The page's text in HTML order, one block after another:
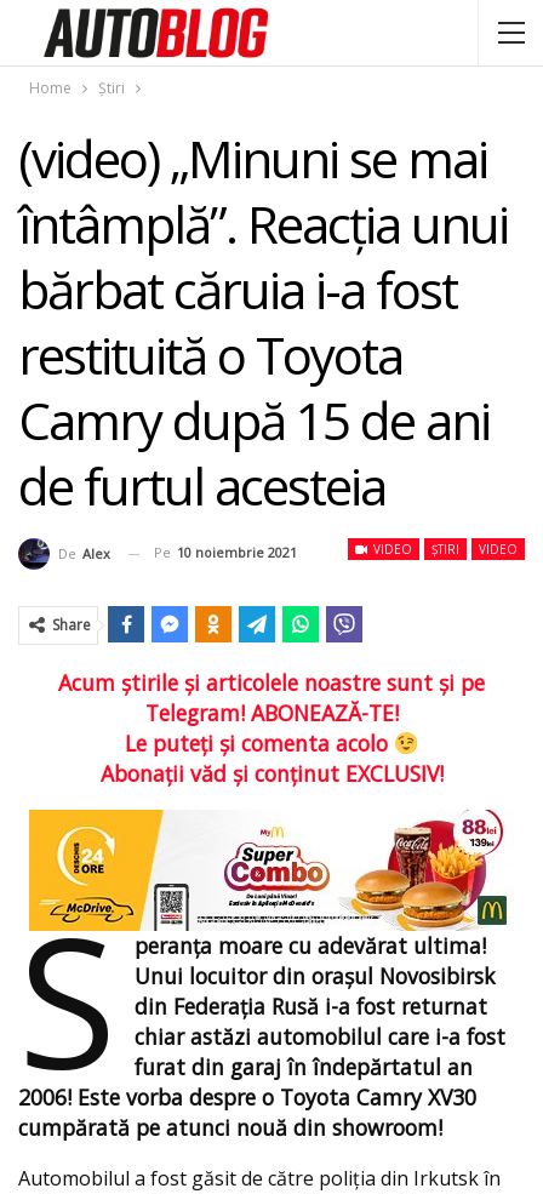
Home Știri
(video) „Minuni se mai
întâmplă”. Reacţia unui
bărbat căruia i-a fost
restituită o Toyota
Camry după 15 de ani
de furtul acesteia
VIDEO ȘTIRI VIDEO
De Alex Pe 10 noiembrie 2021
Share
Acum ştirile şi articolele noastre sunt şi pe
Telegram! ABONEAZĂ-TE!
Le puteţi şi comenta acolo
Abonaţii văd şi conţinut EXCLUSIV!
S
peranţa moare cu adevărat ultima!
Unui locuitor din oraşul Novosibirsk
din Federaţia Rusă i-a fost returnat
chiar astăzi automobilul care i-a fost
furat din garaj în îndepărtatul an
2006! Este vorba despre o Toyota Camry XV30
cumpărată pe atunci nouă din showroom!
Automobilul a fost găsit de către poliţia din Irkutsk în